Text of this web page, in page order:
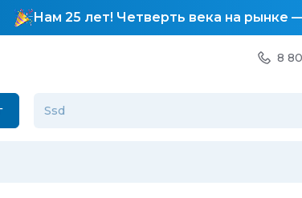
Нам 25 лет! Четверть века на рынке
8